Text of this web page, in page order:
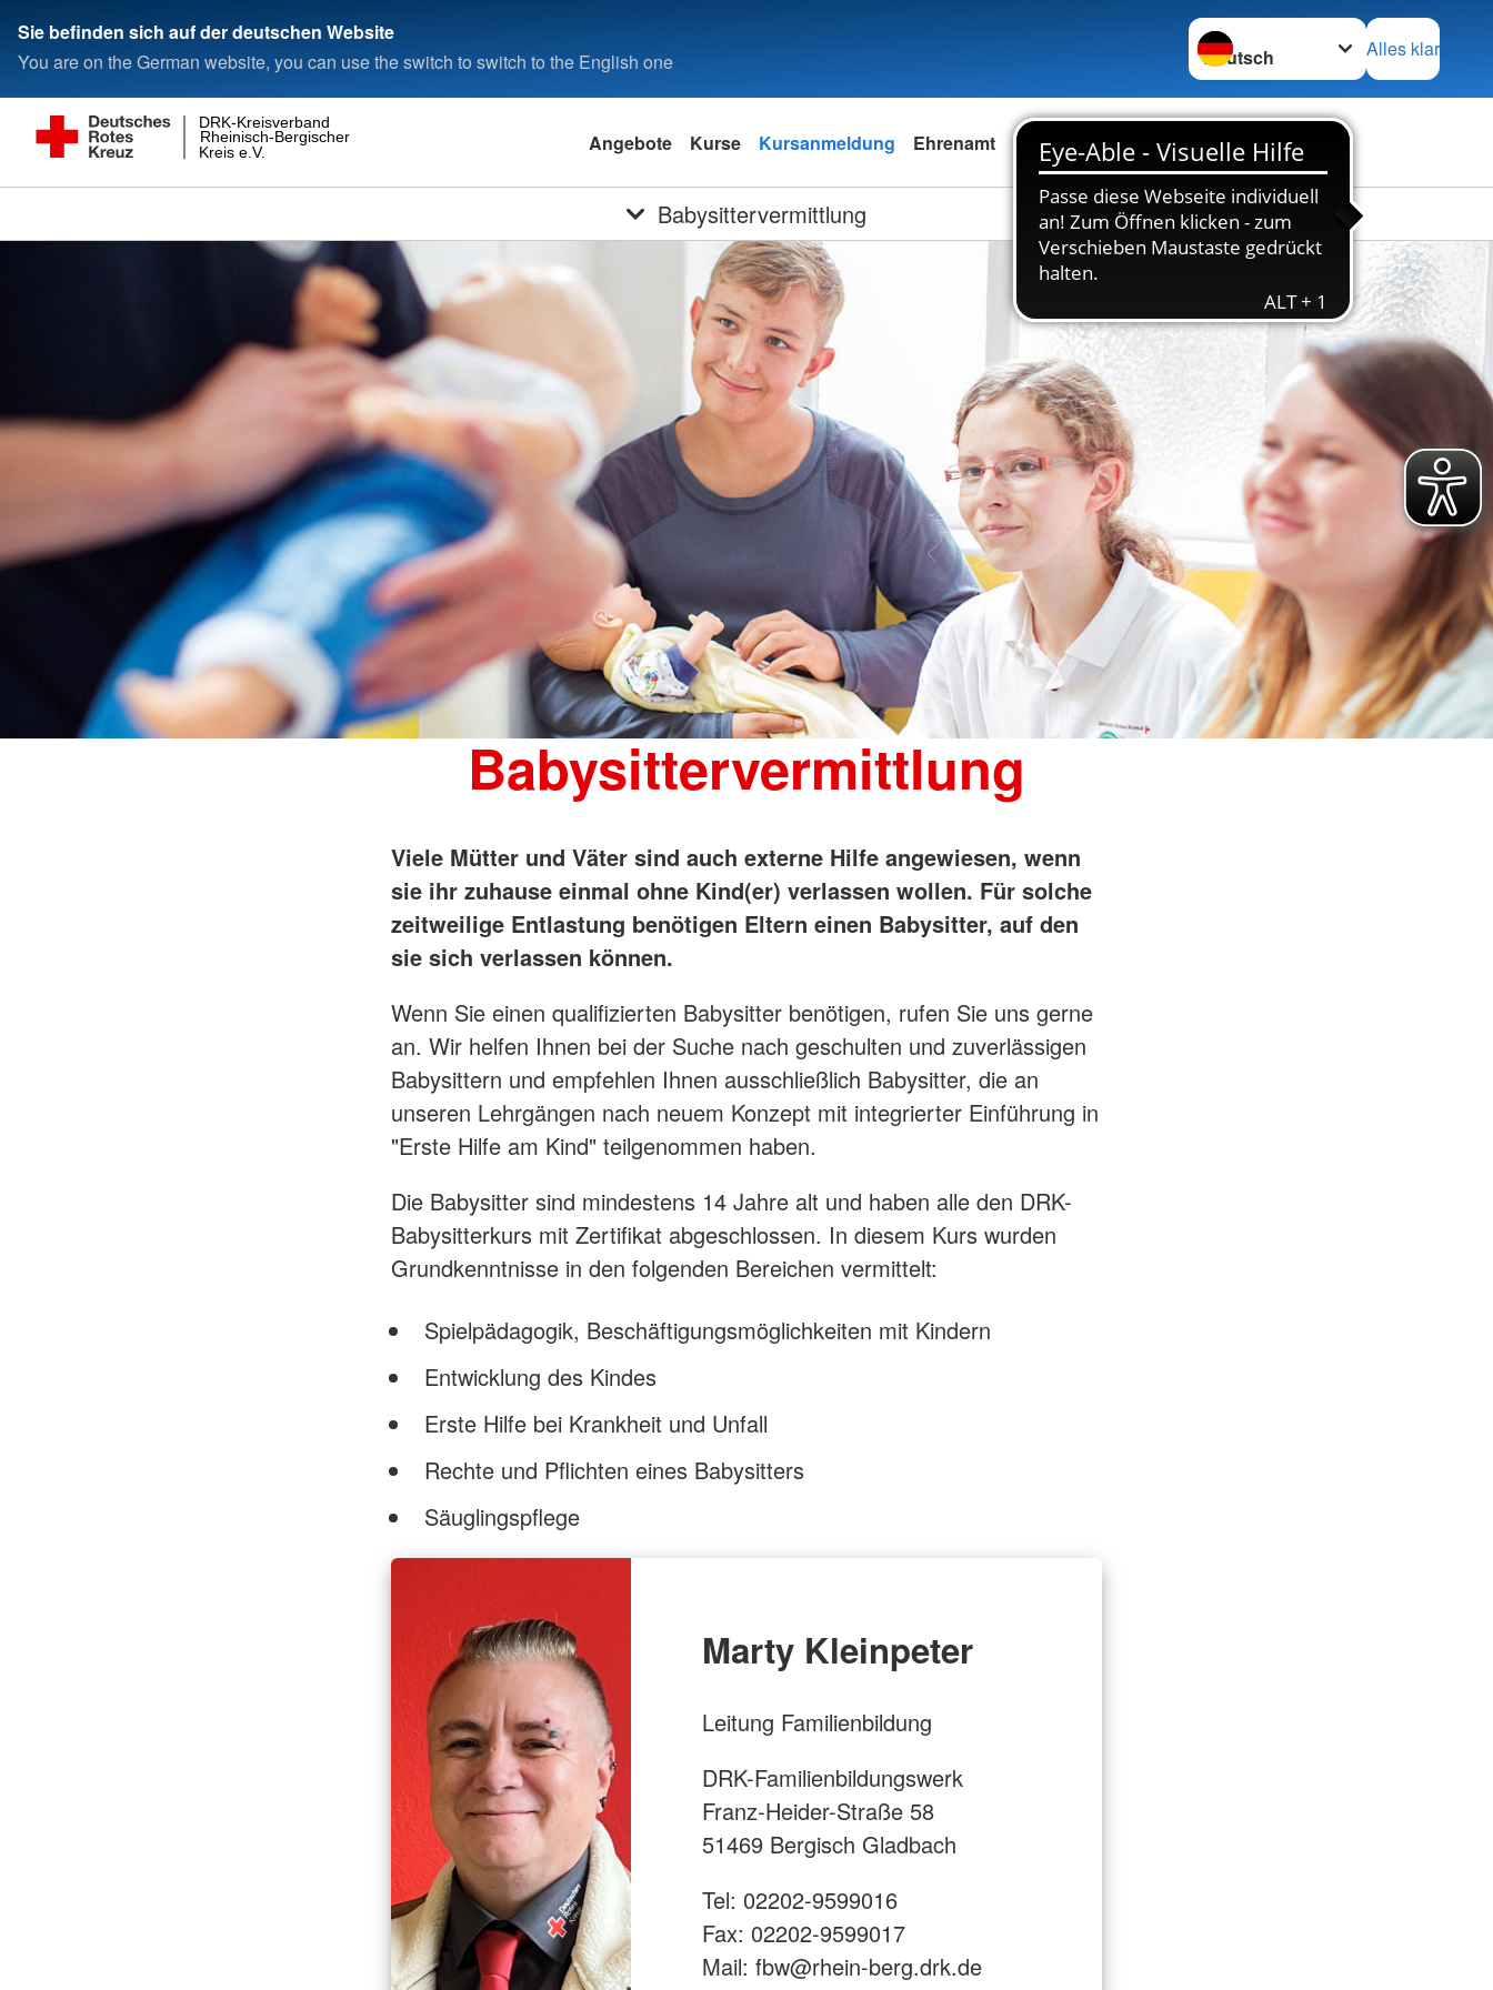
Sie befinden sich auf der deutschen Website
You are on the German website, you can use the switch to switch to the English one
Sprache wechseln zu
Alles klar
Kreis e.V.
Rheinisch-Bergischer
DRK-Kreisverband
Angebote Kurse Kursanmeldung Ehrenamt Stellenbörse Kontakt
Babysittervermittlung
Babysittervermittlung
Viele Mütter und Väter sind auch externe Hilfe angewiesen, wenn
sie ihr zuhause einmal ohne Kind(er) verlassen wollen. Für solche
zeitweilige Entlastung benötigen Eltern einen Babysitter, auf den
sie sich verlassen können.
Wenn Sie einen qualifizierten Babysitter benötigen, rufen Sie uns gerne
an. Wir helfen Ihnen bei der Suche nach geschulten und zuverlässigen
Babysittern und empfehlen Ihnen ausschließlich Babysitter, die an
unseren Lehrgängen nach neuem Konzept mit integrierter Einführung in
"Erste Hilfe am Kind" teilgenommen haben.
Die Babysitter sind mindestens 14 Jahre alt und haben alle den DRK-
Babysitterkurs mit Zertifikat abgeschlossen. In diesem Kurs wurden
Grundkenntnisse in den folgenden Bereichen vermittelt:
Spielpädagogik, Beschäftigungsmöglichkeiten mit Kindern
Entwicklung des Kindes
Erste Hilfe bei Krankheit und Unfall
Rechte und Pflichten eines Babysitters
Säuglingspflege
Marty Kleinpeter
Leitung Familienbildung
DRK-Familienbildungswerk
Franz-Heider-Straße 58
51469 Bergisch Gladbach
Tel: 02202-9599016
Fax: 02202-9599017
Mail: fbw@rhein-berg.drk.de